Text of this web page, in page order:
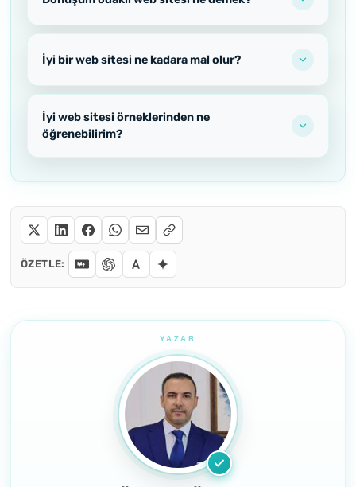
İyi bir web sitesi ne kadara mal olur?
İyi web sitesi örneklerinden ne
öğrenebilirim?
ÖZETLE: